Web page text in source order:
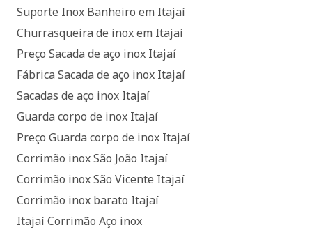
Suporte Inox Banheiro em Itajaí
Churrasqueira de inox em Itajaí
Preço Sacada de aço inox Itajaí
Fábrica Sacada de aço inox Itajaí
Sacadas de aço inox Itajaí
Guarda corpo de inox Itajaí
Preço Guarda corpo de inox Itajaí
Corrimão inox São João Itajaí
Corrimão inox São Vicente Itajaí
Corrimão inox barato Itajaí
Itajaí Corrimão Aço inox